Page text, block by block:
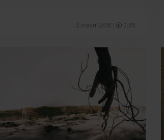
2 maart 2015 3:55